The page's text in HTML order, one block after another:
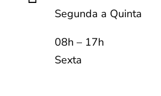
Segunda a Quinta
08h – 17h
Sexta